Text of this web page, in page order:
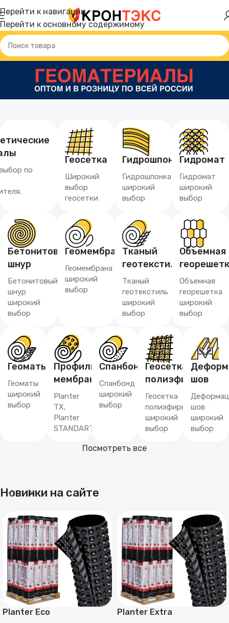
Перейти к навигации
Перейти к основному содержимому
по
Геосетка
Широкий
выбор
геосетки
Гидрошпонка
Гидрошпонка
широкий
выбор
Гидромат
Гидромат
широкий
выбор
Бетонитовый
шнур
Бетонитовый
шнур
широкий
выбор
Геомембрана
Геомембрана
широкий
выбор
Тканый
геотекстиль
Тканый
геотекстиль
широкий
выбор
Объемная
Объемная
георешетка
широкий
выбор
Геоматы
Геоматы
широкий
выбор
Профилированная
мембрана
Planter
TX,
Planter
STANDART
Спанбонд
Спанбонд
широкий
выбор
Геосетка
полиэфирная
Геосетка
полиэфирная
широкий
выбор
шов
шов
широкий
выбор
Посмотреть все
Новинки на сайте
Planter Eco Planter Extra